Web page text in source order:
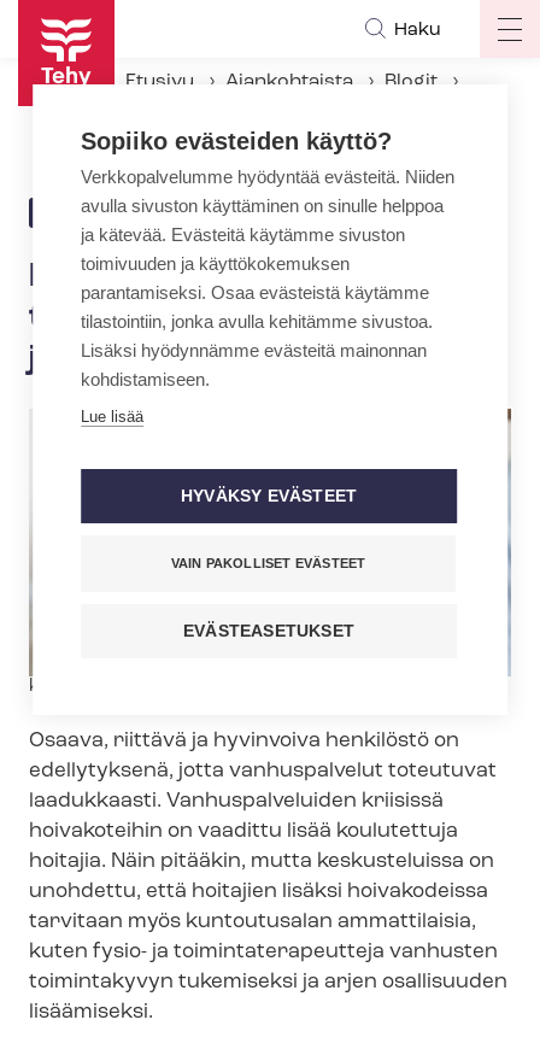
Hyppää
pääsisältöön
Haku
Etusivu Ajankohtaista
Blogit
BLOGI 22.2.2019 | 14:37
Ikäihmisten toimintakyvyn
tukemiseen tarvitaan fysio-
ja toi­min­ta­te­ra­peut­te­ja
Kuvateksti
kuva: iStock
Osaava, riittävä ja hyvinvoiva henkilöstö on
edellytyksenä, jotta vanhuspalvelut toteutuvat
laadukkaasti. Vanhuspalveluiden kriisissä
hoivakoteihin on vaadittu lisää koulutettuja
hoitajia. Näin pitääkin, mutta keskusteluissa on
unohdettu, että hoitajien lisäksi hoivakodeissa
tarvitaan myös kuntoutusalan ammattilaisia,
kuten fysio- ja toi­min­ta­te­ra­peut­te­ja vanhusten
toimintakyvyn tukemiseksi ja arjen osallisuuden
lisäämiseksi.
Sopiiko evästeiden käyttö?
Verkkopalvelumme hyödyntää evästeitä. Niiden
avulla sivuston käyttäminen on sinulle helppoa
ja kätevää. Evästeitä käytämme sivuston
toimivuuden ja käyttökokemuksen
parantamiseksi. Osaa evästeistä käytämme
tilastointiin, jonka avulla kehitämme sivustoa.
Lisäksi hyödynnämme evästeitä mainonnan
kohdistamiseen.
Lue lisää
HYVÄKSY EVÄSTEET
VAIN PAKOLLISET EVÄSTEET
EVÄSTEASETUKSET